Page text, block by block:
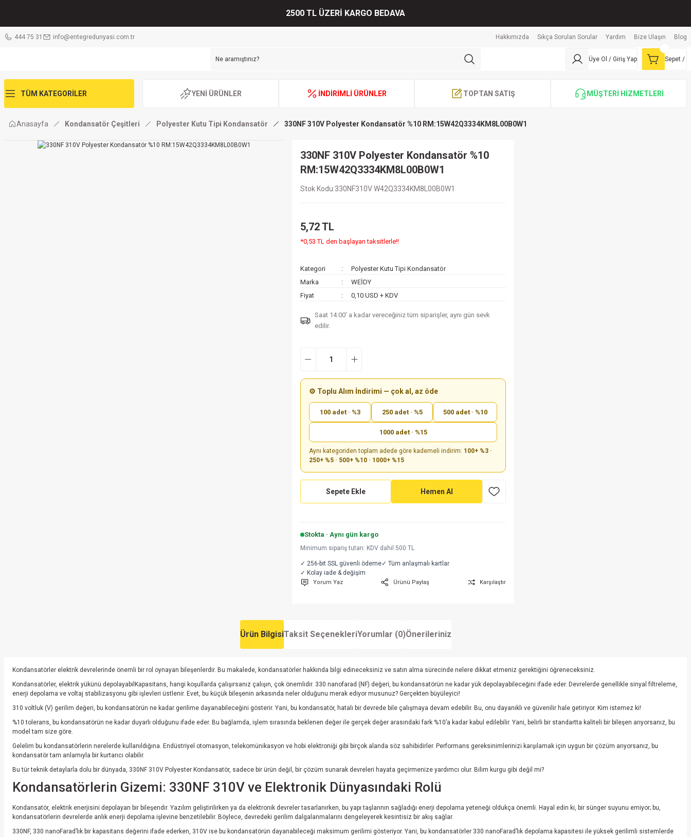
2500 TL ÜZERİ KARGO BEDAVA
444 75 31 info@entegredunyasi.com.tr Hakkımızda Sıkça Sorulan Sorular Yardım Bize Ulaşın Blog
Üye Ol / Giriş Yap Sepet /
TÜM KATEGORİLER YENİ ÜRÜNLER İNDİRİMLİ ÜRÜNLER TOPTAN SATIŞ MÜŞTERİ HİZMETLERİ
Anasayfa Kondansatör Çeşitleri Polyester Kutu Tipi Kondansatör 330NF 310V Polyester Kondansatör %10 RM:15W42Q3334KM8L00B0W1
330NF 310V Polyester Kondansatör %10
RM:15W42Q3334KM8L00B0W1
Stok Kodu 330NF310V W42Q3334KM8L00B0W1
5,72 TL
*0,53 TL den başlayan taksitlerle!!
Kategori
Polyester Kutu Tipi Kondansatör
Marka
WEİDY
Fiyat
0,10 USD + KDV
Saat 14:00’ a kadar vereceğiniz tüm siparişler, aynı gün sevk
edilir.
⚙️ Toplu Alım İndirimi — çok al, az öde
100 adet · %3 250 adet · %5 500 adet · %10
1000 adet · %15
Aynı kategoriden toplam adede göre kademeli indirim: 100+ %3 ·
250+ %5 · 500+ %10 · 1000+ %15
Sepete Ekle Hemen Al
Stokta · Aynı gün kargo
Minimum sipariş tutarı: KDV dahil 500 TL
✓ 256-bit SSL güvenli ödeme✓ Tüm anlaşmalı kartlar
✓ Kolay iade & değişim
Yorum Yaz Ürünü Paylaş Karşılaştır
Ürün BilgisiTaksit SeçenekleriYorumlar (0)Önerileriniz
Kondansatörler elektrik devrelerinde önemli bir rol oynayan bileşenlerdir. Bu makalede, kondansatörler hakkında bilgi edineceksiniz ve satın alma sürecinde nelere dikkat etmeniz gerektiğini öğreneceksiniz.
Kondansatörler, elektrik yükünü depolayabilKapasitans, hangi koşullarda çalışırsanız çalışın, çok önemlidir. 330 nanofarad (NF) değeri, bu kondansatörün ne kadar yük depolayabileceğini ifade eder. Devrelerde genellikle sinyal filtreleme,
enerji depolama ve voltaj stabilizasyonu gibi işlevleri üstlenir. Evet, bu küçük bileşenin arkasında neler olduğunu merak ediyor musunuz? Gerçekten büyüleyici!
310 voltluk (V) gerilim değeri, bu kondansatörün ne kadar gerilime dayanabileceğini gösterir. Yani, bu kondansatör, hatalı bir devrede bile çalışmaya devam edebilir. Bu, onu dayanıklı ve güvenilir hale getiriyor. Kim istemez ki!
%10 tolerans, bu kondansatörün ne kadar duyarlı olduğunu ifade eder. Bu bağlamda, işlem sırasında beklenen değer ile gerçek değer arasındaki fark %10’a kadar kabul edilebilir. Yani, belirli bir standartta kaliteli bir bileşen arıyorsanız, bu
model tam size göre.
Gelelim bu kondansatörlerin nerelerde kullanıldığına. Endüstriyel otomasyon, telekomünikasyon ve hobi elektroniği gibi birçok alanda söz sahibidirler. Performans gereksinimlerinizi karşılamak için uygun bir çözüm arıyorsanız, bu
kondansatör tam anlamıyla bir kurtarıcı olabilir.
Bu tür teknik detaylarla dolu bir dünyada, 330NF 310V Polyester Kondansatör, sadece bir ürün değil, bir çözüm sunarak devreleri hayata geçirmenize yardımcı olur. Bilim kurgu gibi değil mi?
Kondansatörlerin Gizemi: 330NF 310V ve Elektronik Dünyasındaki Rolü
Kondansatör, elektrik enerjisini depolayan bir bileşendir. Yazılım geliştirilirken ya da elektronik devreler tasarlanırken, bu yapı taşlarının sağladığı enerji depolama yeteneği oldukça önemli. Hayal edin ki, bir sünger suyunu emiyor; bu,
kondansatörlerin devrelerde anlık enerji depolama işlevine benzetilebilir. Böylece, devredeki gerilim dalgalanmalarını dengeleyerek kesintisiz bir akış sağlar.
330NF, 330 nanoFarad’lık bir kapasitans değerini ifade ederken, 310V ise bu kondansatörün dayanabileceği maksimum gerilimi gösteriyor. Yani, bu kondansatörler 330 nanoFarad’lık depolama kapasitesi ile yüksek gerilimli sistemlerde